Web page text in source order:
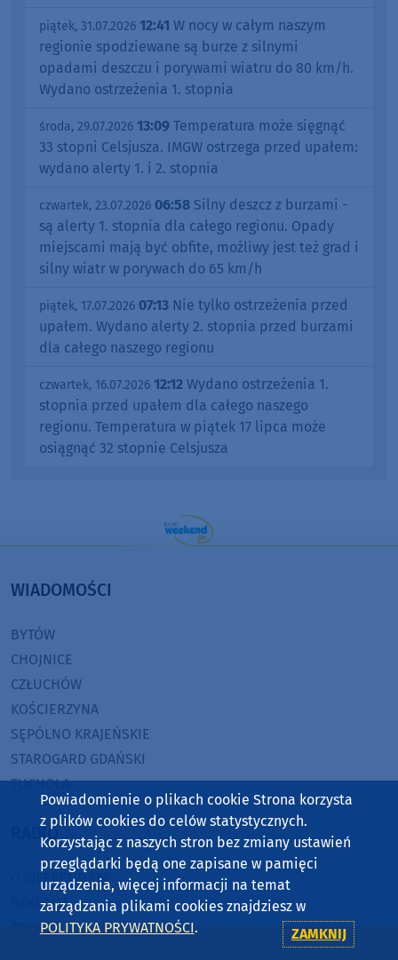
piątek, 31.07.2026 12:41 W nocy w całym naszym
regionie spodziewane są burze z silnymi
opadami deszczu i porywami wiatru do 80 km/h.
Wydano ostrzeżenia 1. stopnia
środa, 29.07.2026 13:09 Temperatura może sięgnąć
33 stopni Celsjusza. IMGW ostrzega przed upałem:
wydano alerty 1. i 2. stopnia
czwartek, 23.07.2026 06:58 Silny deszcz z burzami -
są alerty 1. stopnia dla całego regionu. Opady
miejscami mają być obfite, możliwy jest też grad i
silny wiatr w porywach do 65 km/h
piątek, 17.07.2026 07:13 Nie tylko ostrzeżenia przed
upałem. Wydano alerty 2. stopnia przed burzami
dla całego naszego regionu
czwartek, 16.07.2026 12:12 Wydano ostrzeżenia 1.
stopnia przed upałem dla całego naszego
regionu. Temperatura w piątek 17 lipca może
osiągnąć 32 stopnie Celsjusza
WIADOMOŚCI
BYTÓW
CHOJNICE
CZŁUCHÓW
KOŚCIERZYNA
SĘPÓLNO KRAJEŃSKIE
STAROGARD GDAŃSKI
TUCHOLA
RADIO
O WEEKEND FM
REKLAMA
ZASIĘG
Powiadomienie o plikach cookie Strona korzysta
z plików cookies do celów statystycznych.
Korzystając z naszych stron bez zmiany ustawień
przeglądarki będą one zapisane w pamięci
urządzenia, więcej informacji na temat
zarządzania plikami cookies znajdziesz w
POLITYKA PRYWATNOŚCI. ZAMKNIJ